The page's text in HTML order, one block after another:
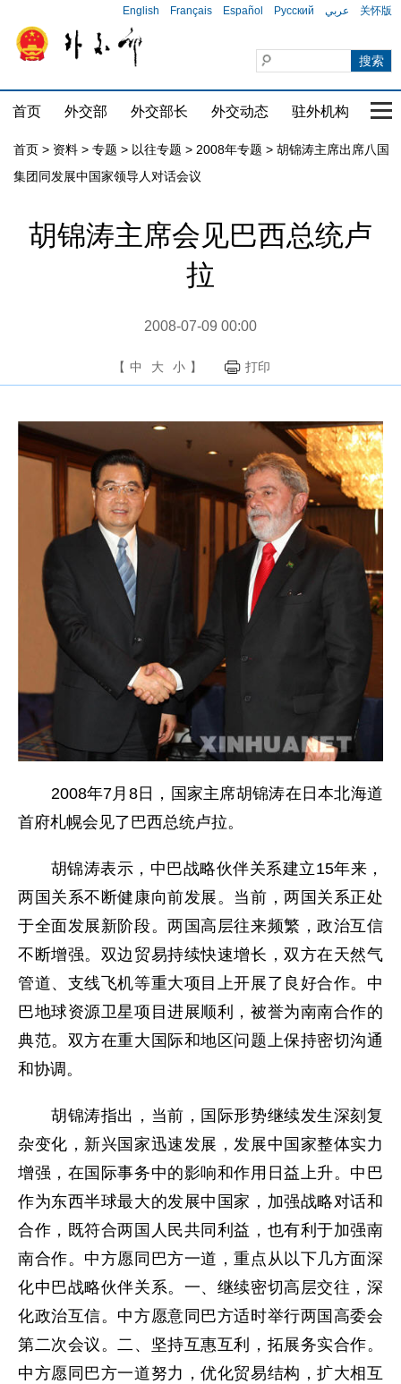
English Français Español Русский عربي 关怀版
首页 外交部 外交部长 外交动态 驻外机构 国
首页 > 资料 > 专题 > 以往专题 > 2008年专题 > 胡锦涛主席出席八国
集团同发展中国家领导人对话会议
胡锦涛主席会见巴西总统卢
拉
2008-07-09 00:00
【 中 大 小 】 打印
2008年7月8日，国家主席胡锦涛在日本北海道
首府札幌会见了巴西总统卢拉。
胡锦涛表示，中巴战略伙伴关系建立15年来，
两国关系不断健康向前发展。当前，两国关系正处
于全面发展新阶段。两国高层往来频繁，政治互信
不断增强。双边贸易持续快速增长，双方在天然气
管道、支线飞机等重大项目上开展了良好合作。中
巴地球资源卫星项目进展顺利，被誉为南南合作的
典范。双方在重大国际和地区问题上保持密切沟通
和协调。
胡锦涛指出，当前，国际形势继续发生深刻复
杂变化，新兴国家迅速发展，发展中国家整体实力
增强，在国际事务中的影响和作用日益上升。中巴
作为东西半球最大的发展中国家，加强战略对话和
合作，既符合两国人民共同利益，也有利于加强南
南合作。中方愿同巴方一道，重点从以下几方面深
化中巴战略伙伴关系。一、继续密切高层交往，深
化政治互信。中方愿意同巴方适时举行两国高委会
第二次会议。二、坚持互惠互利，拓展务实合作。
中方愿同巴方一道努力，优化贸易结构，扩大相互